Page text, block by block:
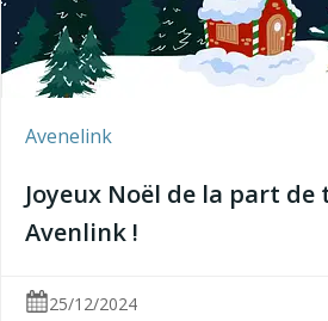
Avenelink
Joyeux Noël de la part de
Avenlink !
25/12/2024